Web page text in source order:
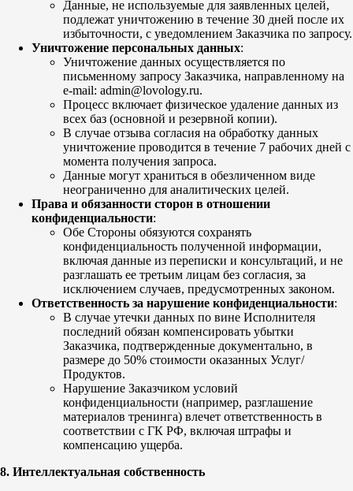
Данные, не используемые для заявленных целей,
подлежат уничтожению в течение 30 дней после их
избыточности, с уведомлением Заказчика по запросу.
Уничтожение персональных данных:
Уничтожение данных осуществляется по
письменному запросу Заказчика, направленному на
e-mail: admin@lovology.ru.
Процесс включает физическое удаление данных из
всех баз (основной и резервной копии).
В случае отзыва согласия на обработку данных
уничтожение проводится в течение 7 рабочих дней с
момента получения запроса.
Данные могут храниться в обезличенном виде
неограниченно для аналитических целей.
Права и обязанности сторон в отношении
конфиденциальности:
Обе Стороны обязуются сохранять
конфиденциальность полученной информации,
включая данные из переписки и консультаций, и не
разглашать ее третьим лицам без согласия, за
исключением случаев, предусмотренных законом.
Ответственность за нарушение конфиденциальности:
В случае утечки данных по вине Исполнителя
последний обязан компенсировать убытки
Заказчика, подтвержденные документально, в
размере до 50% стоимости оказанных Услуг/
Продуктов.
Нарушение Заказчиком условий
конфиденциальности (например, разглашение
материалов тренинга) влечет ответственность в
соответствии с ГК РФ, включая штрафы и
компенсацию ущерба.
8. Интеллектуальная собственность